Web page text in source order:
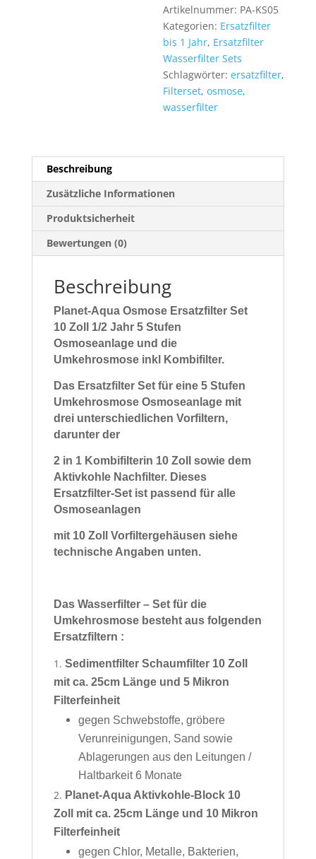
Stufen
Osmoseanlage
und
die
Umkehrosmose
inkl
Kombifilter
Artikelnummer: PA-KS05
Kategorien: Ersatzfilter
bis 1 Jahr, Ersatzfilter
Wasserfilter Sets
Schlagwörter:ersatzfilter,
Filterset,osmose,
wasserfilter
Beschreibung
Zusätzliche Informationen
Produktsicherheit
Bewertungen (0)
Beschreibung
Planet-Aqua Osmose Ersatzfilter Set
10 Zoll 1/2 Jahr 5 Stufen
Osmoseanlage und die
Umkehrosmose inkl Kombifilter.
Das Ersatzfilter Set für eine 5 Stufen
Umkehrosmose Osmoseanlage mit
drei unterschiedlichen Vorfiltern,
darunter der
2 in 1 Kombifilterin 10 Zoll sowie dem
Aktivkohle Nachfilter. Dieses
Ersatzfilter-Set ist passend für alle
Osmoseanlagen
mit 10 Zoll Vorfiltergehäusen siehe
technische Angaben unten.
Das Wasserfilter – Set für die
Umkehrosmose besteht aus folgenden
Ersatzfiltern :
Sedimentfilter Schaumfilter 10 Zoll
mit ca. 25cm Länge und 5 Mikron
Filterfeinheit
gegen Schwebstoffe, gröbere
Verunreinigungen, Sand sowie
Ablagerungen aus den Leitungen /
Haltbarkeit 6 Monate
Planet-Aqua Aktivkohle-Block 10
Zoll mit ca. 25cm Länge und 10 Mikron
Filterfeinheit
gegen Chlor, Metalle, Bakterien,